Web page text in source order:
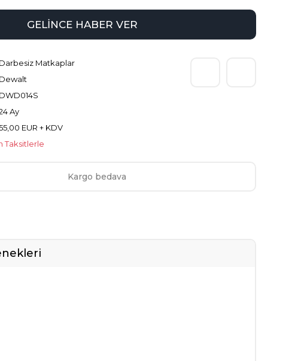
GELİNCE HABER VER
Darbesiz Matkaplar
Dewalt
DWD014S
Ay
EUR + KDV
Taksitlerle
Kargo bedava